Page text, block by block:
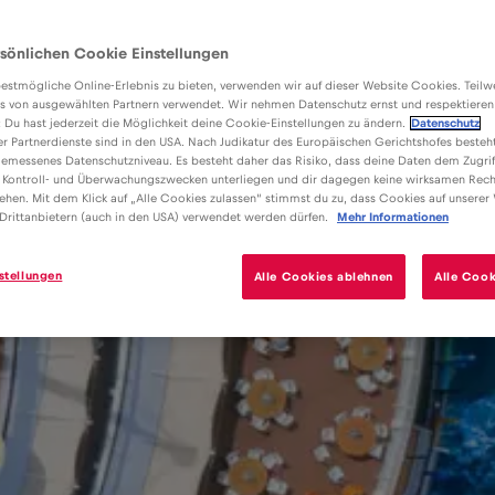
Cookie Einstellungen
Online-Erlebnis zu bieten, verwenden wir auf dieser Website Cookies.
von ausgewählten Partnern verwendet. Wir nehmen Datenschutz ernst und
Du hast jederzeit die Möglichkeit deine Cookie-Einstellungen zu ändern.
Datenschutz
Partnerdienste sind in den USA. Nach Judikatur des Europäischen Gerichtshofes
Datenschutzniveau. Es besteht daher das Risiko, dass deine Daten dem
Kontroll- und Überwachungszwecken unterliegen und dir dagegen keine wirksamen
Mit dem Klick auf „Alle Cookies zulassen“ stimmst du zu, dass Cookies auf unserer
(auch in den USA) verwendet werden dürfen.
Mehr Informationen
Alle Cookies ablehnen Alle